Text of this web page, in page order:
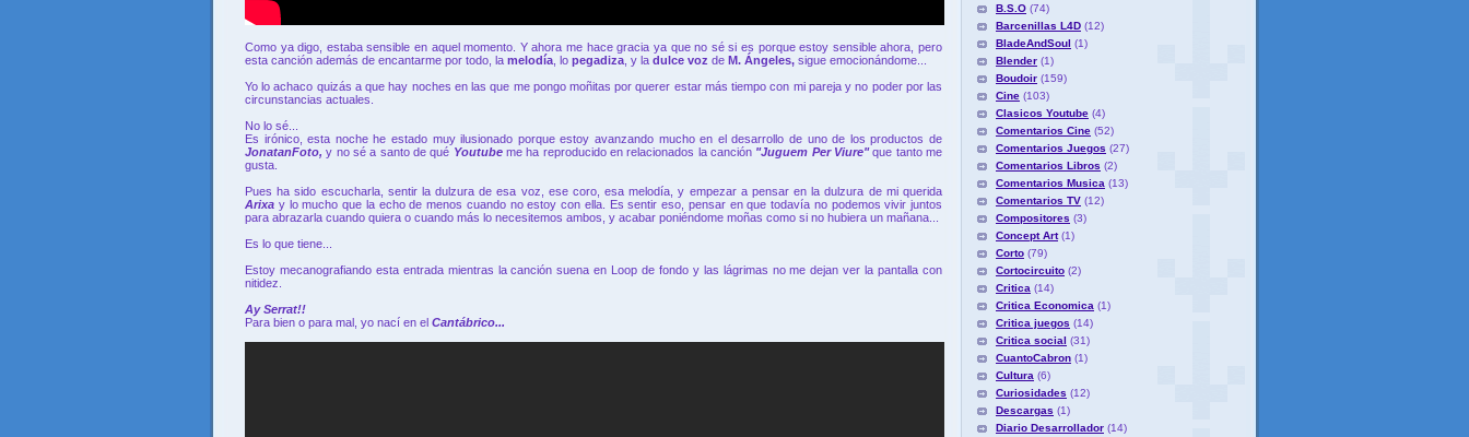
Como ya digo, estaba sensible en aquel momento. Y ahora me hace gracia ya que no sé si es porque estoy sensible ahora, pero
esta canción además de encantarme por todo, la melodía , lo pegadiza , y la dulce voz de M. Ángeles, sigue emocionándome...
Yo lo achaco quizás a que hay noches en las que me pongo moñitas por querer estar más tiempo con mi pareja y no poder por las
circunstancias actuales.
No lo sé...
Es irónico, esta noche he estado muy ilusionado porque estoy avanzando mucho en el desarrollo de uno de los productos de
JonatanFoto,y no sé a santo de qué Youtubeme ha reproducido en relacionados la canción "Juguem Per Viure"que tanto me
gusta.
Pues ha sido escucharla, sentir la dulzura de esa voz, ese coro, esa melodía, y empezar a pensar en la dulzura de mi querida
Arixa y lo mucho que la echo de menos cuando no estoy con ella. Es sentir eso, pensar en que todavía no podemos vivir juntos
para abrazarla cuando quiera o cuando más lo necesitemos ambos, y acabar poniéndome moñas como si no hubiera un mañana...
Es lo que tiene...
Estoy mecanografiando esta entrada mientras la canción suena en Loop de fondo y las lágrimas no me dejan ver la pantalla con
nitidez.
Ay Serrat!!
Para bien o para mal, yo nací en el Cantábrico...
B.S.O (74)
Barcenillas L4D (12)
BladeAndSoul (1)
Blender (1)
Boudoir (159)
Cine (103)
Clasicos Youtube (4)
Comentarios Cine (52)
Comentarios Juegos (27)
Comentarios Libros (2)
Comentarios Musica (13)
Comentarios TV (12)
Compositores (3)
Concept Art (1)
Corto (79)
Cortocircuito (2)
Critica (14)
Critica Economica (1)
Critica juegos (14)
Critica social (31)
CuantoCabron (1)
Cultura (6)
Curiosidades (12)
Descargas (1)
Diario Desarrollador (14)